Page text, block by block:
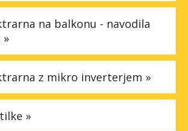
na balkonu - navodila
»
z mikro inverterjem »
»